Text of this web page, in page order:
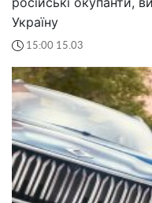
Україну
15:00 15.03